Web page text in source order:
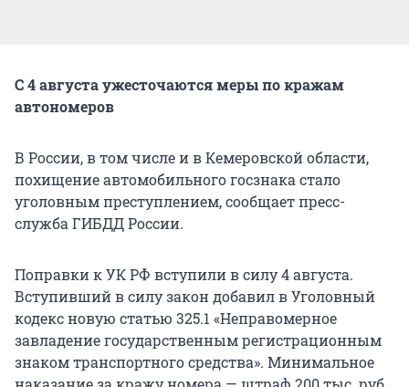
С 4 августа ужесточаются меры по кражам
автономеров
В России, в том числе и в Кемеровской области,
похищение автомобильного госзнака стало
уголовным преступлением, сообщает пресс-
служба ГИБДД России.
Поправки к УК РФ вступили в силу 4 августа.
Вступивший в силу закон добавил в Уголовный
кодекс новую статью 325.1 «Неправомерное
завладение государственным регистрационным
знаком транспортного средства». Минимальное